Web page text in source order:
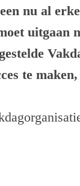
nu al
uitgaan
te